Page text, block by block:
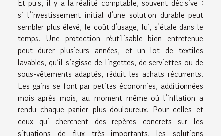
Et puis, il y a la réalité comptable, souvent décisive :
si l’investissement initial d’une solution durable peut
sembler plus élevé, le coût d’usage, lui, s’étale dans le
temps. Une protection réutilisable bien entretenue
peut durer plusieurs années, et un lot de textiles
lavables, qu’il s’agisse de lingettes, de serviettes ou de
sous-vêtements adaptés, réduit les achats récurrents.
Les gains se font par petites économies, additionnées
mois après mois, au moment même où l’inflation a
rendu chaque panier plus douloureux. Pour celles et
ceux qui cherchent des repères concrets sur les
situations de flux très importants, les solutions